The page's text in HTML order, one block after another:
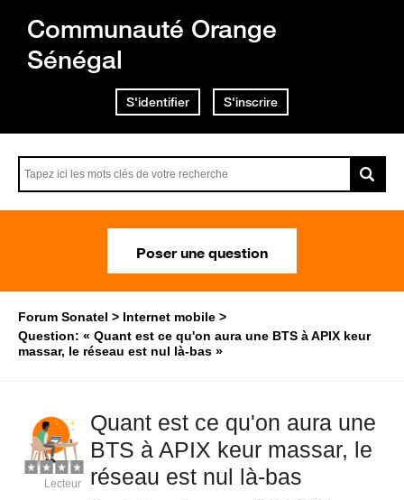
Communauté Orange
Sénégal
S'identifier S'inscrire
Poser une question
Forum Sonatel
Internet mobile
Question: « Quant est ce qu'on aura une BTS à APIX keur
massar, le réseau est nul là-bas »
Quant est ce qu'on aura une
BTS à APIX keur massar, le
réseau est nul là-bas
Lecteur